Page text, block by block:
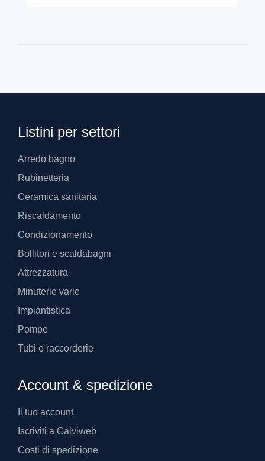
Listini per settori
Arredo bagno
Rubinetteria
Ceramica sanitaria
Riscaldamento
Condizionamento
Bollitori e scaldabagni
Attrezzatura
Minuterie varie
Impiantistica
Pompe
Tubi e raccorderie
Account & spedizione
Il tuo account
Iscriviti a Gaiviweb
Costi di spedizione